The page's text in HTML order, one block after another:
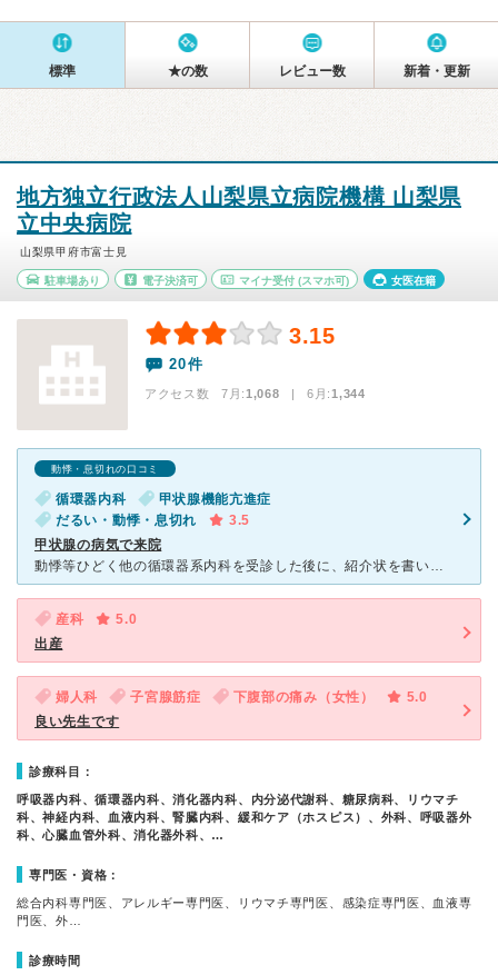
標準 ★の数 レビュー数 新着・更新
地方独立行政法人山梨県立病院機構 山梨県
立中央病院
山梨県甲府市富士見
駐車場あり 電子決済可 マイナ受付 (スマホ可) 女医在籍
3.15
20件
アクセス数 7月:1,068 | 6月:1,344
動悸・息切れの口コミ
循環器内科
甲状腺機能亢進症
だるい・動悸・息切れ
3.5
甲状腺の病気で来院
動悸等ひどく他の循環器系内科を受診した後に、紹介状を書いてもらい来院しました。1、2ヶ月おきに受診しています。 血液検査をほぼ毎回受けますが、こちらの病院だと１時間程度ですぐに検査結果がわかり、
産科
5.0
出産
婦人科 子宮腺筋症 下腹部の痛み（女性）
5.0
良い先生です
診療科目：
呼吸器内科、循環器内科、消化器内科、内分泌代謝科、糖尿病科、リウマチ
科、神経内科、血液内科、腎臓内科、緩和ケア（ホスピス）、外科、呼吸器外
科、心臓血管外科、消化器外科、…
専門医・資格：
総合内科専門医、アレルギー専門医、リウマチ専門医、感染症専門医、血液専
門医、外…
診療時間